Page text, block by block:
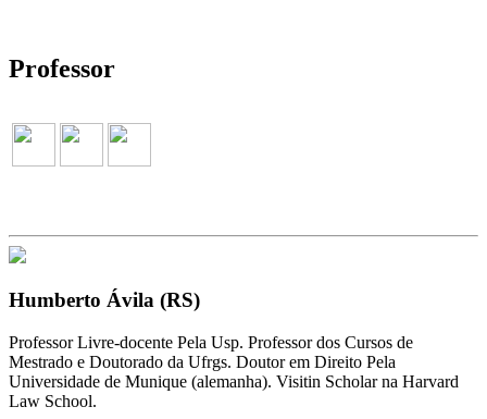
Professor
Humberto Ávila (RS)
Professor Livre-docente Pela Usp. Professor dos Cursos de
Mestrado e Doutorado da Ufrgs. Doutor em Direito Pela
Universidade de Munique (alemanha). Visitin Scholar na Harvard
Law School.